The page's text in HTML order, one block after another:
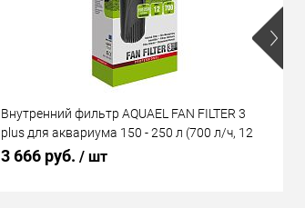
Внутренний фильтр AQUAEL FAN FILTER 3
plus для аквариума 150 - 250 л (700 л/ч, 12
Вт)
3 666 руб. / шт